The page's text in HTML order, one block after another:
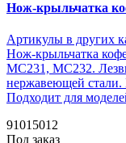
Нож-крыльчатка
Артикулы в других
Нож-крыльчатка
MC231, MC232.
нержавеющей стали.
Подходит для
91015012
Под заказ